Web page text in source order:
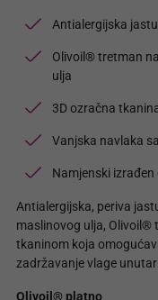
Antialergijska
Olivoil® tretman
ulja
3D ozračna
Vanjska navlaka
Namjenski
Antialergijska, periva
maslinovog ulja, Olivoil®
tkaninom koja
zadržavanje vlage
Olivoil® platno